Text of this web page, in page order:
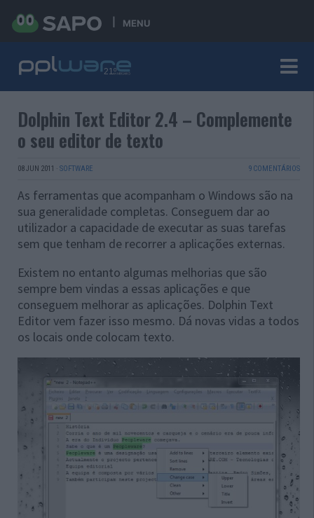
MENU
Dolphin Text Editor 2.4 – Complemente
o seu editor de texto
08 JUN 2011 · SOFTWARE 9 COMENTÁRIOS
As ferramentas que acompanham o Windows são na
sua generalidade completas. Conseguem dar ao
utilizador a capacidade de executar as suas tarefas
sem que tenham de recorrer a aplicações externas.
Existem no entanto algumas melhorias que são
sempre bem vindas a essas aplicações e que
conseguem melhorar as aplicações. Dolphin Text
Editor vem fazer isso mesmo. Dá novas vidas a todos
os locais onde colocam texto.